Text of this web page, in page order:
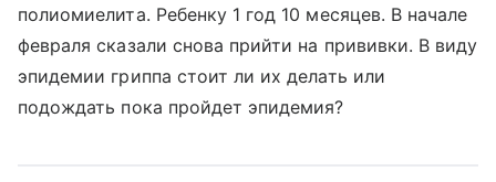
полиомиелита. Ребенку 1 год 10 месяцев. В начале
февраля сказали снова прийти на прививки. В виду
эпидемии гриппа стоит ли их делать или
подождать пока пройдет эпидемия?